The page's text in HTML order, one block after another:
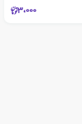
3،000